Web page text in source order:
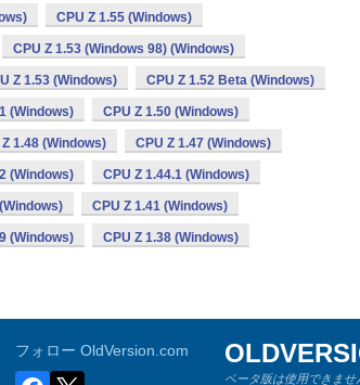
CPU Z 1.55 (Windows)
CPU Z 1.53 (Windows 98) (Windows)
Z 1.53 (Windows) CPU Z 1.52 Beta (Windows)
(Windows) CPU Z 1.50 (Windows)
1.48 (Windows) CPU Z 1.47 (Windows)
(Windows) CPU Z 1.44.1 (Windows)
CPU Z 1.41 (Windows)
(Windows) CPU Z 1.38 (Windows)
フォロー OldVersion.com
ベータ版は使用できませ